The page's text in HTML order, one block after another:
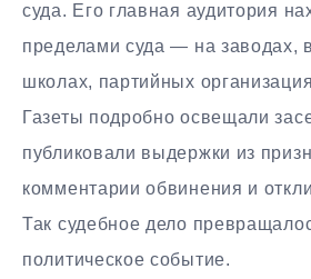
суда. Его главная аудитория
пределами суда — на заводах,
школах, партийных
Газеты подробно освещали
публиковали выдержки из
комментарии обвинения и
Так судебное дело
политическое событие.